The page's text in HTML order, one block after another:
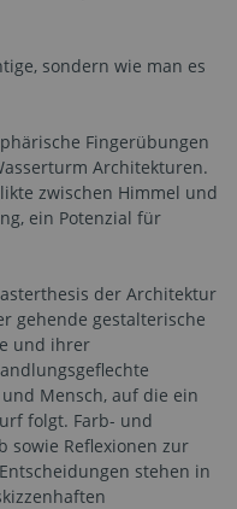
sondern wie man es
Fingerübungen
Architekturen.
zwischen Himmel und
ein Potenzial für
der Architektur
gehende gestalterische
und ihrer
Mensch, auf die ein
folgt. Farb- und
sowie Reflexionen zur
stehen in